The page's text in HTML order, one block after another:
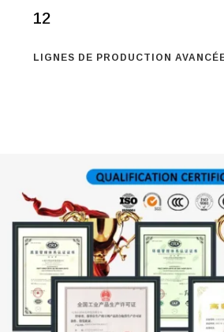
12
LIGNES DE PRODUCTION